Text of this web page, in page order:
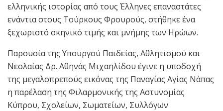
ελληνικής ιστορίας από τους Έλληνες επαναστάτες
ενάντια στους Τούρκους Φρουρούς, στήθηκε ένα
ξεχωριστό σκηνικό τιμής και μνήμης των Ηρώων.
Παρουσία της Υπουργού Παιδείας, Αθλητισμού και
Νεολαίας Δρ. Αθηνάς Μιχαηλίδου έγινε η υποδοχή
της μεγαλοπρεπούς εικόνας της Παναγίας Αγίας Νάπας
η παρέλαση της Φιλαρμονικής της Αστυνομίας
Κύπρου, Σχολείων, Σωματείων, Συλλόγων